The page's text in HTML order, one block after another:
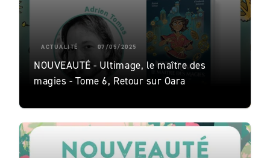
ACTUALITÉ 07/05/2025
NOUVEAUTÉ - Ultimage, le maître des
magies - Tome 6, Retour sur Oara